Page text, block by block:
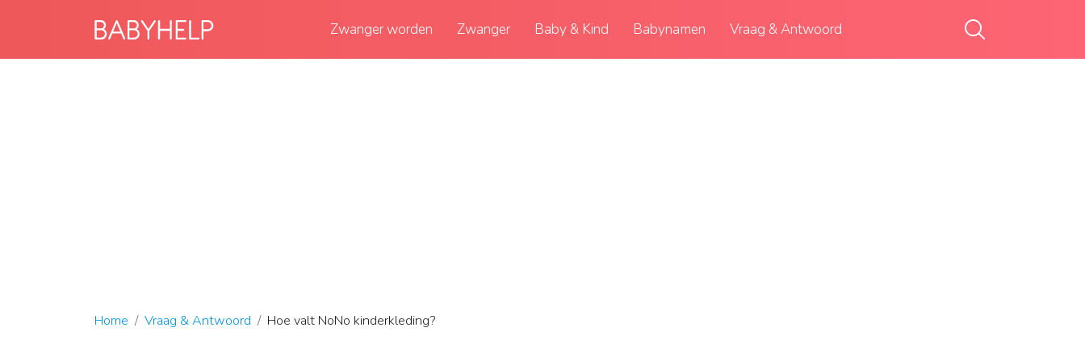
Zwanger worden Zwanger Baby & Kind Babynamen Vraag & Antwoord
Home Vraag & Antwoord Hoe valt NoNo kinderkleding?